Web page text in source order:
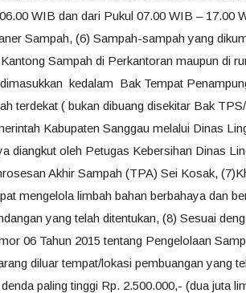
WIB dan dari Pukul 07.00 WIB – 17.00
Sampah, (6) Sampah-sampah yang
Sampah di Perkantoran maupun di
kedalam Bak Tempat
terdekat ( bukan dibuang disekitar Bak
Kabupaten Sanggau melalui Dinas
diangkut oleh Petugas Kebersihan Dinas
Akhir Sampah (TPA) Sei Kosak,
mengelola limbah bahan berbahaya dan
yang telah ditentukan, (8) Sesuai
06 Tahun 2015 tentang Pengelolaan
diluar tempat/lokasi pembuangan yang
paling tinggi Rp. 2.500.000,- (dua juta